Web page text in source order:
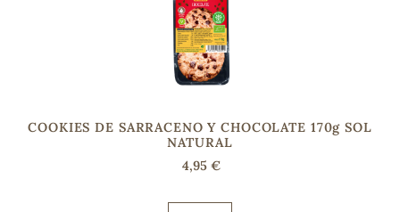
COOKIES DE SARRACENO Y CHOCOLATE 170g SOL
NATURAL
4,95 €